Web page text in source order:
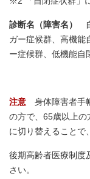
診断名（障害名）
ガー症候群、高機能
ー症候群、低機能自
注意 身体障害者手
の方で、65歳以上の
に切り替えることで
後期高齢者医療制度
さい。